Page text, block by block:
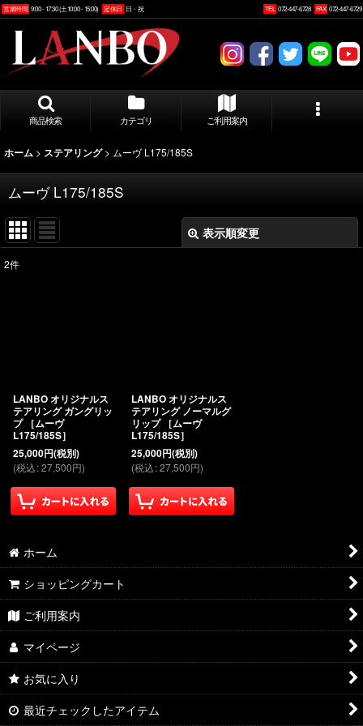
営業時間 9:00 - 17:30 (土10:00 - 15:00) 定休日 日・祝 TEL 072-447-6728 FAX 072-447-6729
商品検索 カテゴリ ご利用案内
ホーム > ステアリング > ムーヴ L175/185S
ムーヴ L175/185S
表示順変更
2件
LANBO オリジナルス
テアリング ガングリッ
プ ［ムーヴ
L175/185S］
25,000円(税別)
(税込:27,500円)
LANBO オリジナルス
テアリング ノーマルグ
リップ ［ムーヴ
L175/185S］
25,000円(税別)
(税込:27,500円)
ホーム
ショッピングカート
ご利用案内
マイページ
お気に入り
最近チェックしたアイテム